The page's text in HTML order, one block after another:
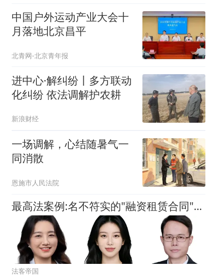
中国户外运动产业大会十
月落地北京昌平
北青网-北京青年报
进中心·解纠纷丨多方联动
化纠纷 依法调解护农耕
新浪财经
一场调解，心结随暑气一
同消散
恩施市人民法院
最高法案例:名不符实的"融资租赁合同"的认定标准
法客帝国